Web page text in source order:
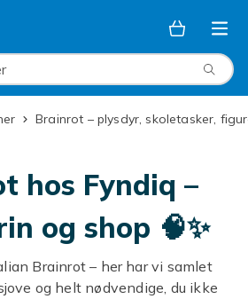
Brainrot – plysdyr, skoletasker,
hos Fyndiq –
og shop 🧠✨
Brainrot – her har vi samlet
og helt nødvendige, du ikke